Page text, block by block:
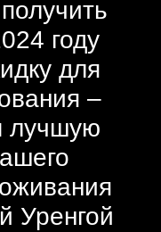
году
для
–
лучшую
Уренгой